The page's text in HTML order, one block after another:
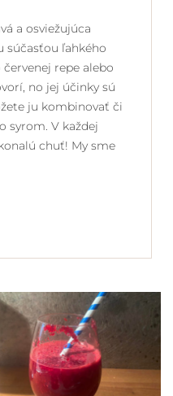
a osviežujúca
súčasťou ľahkého
repe alebo
no jej účinky sú
ju kombinovať či
syrom. V každej
chuť! My sme